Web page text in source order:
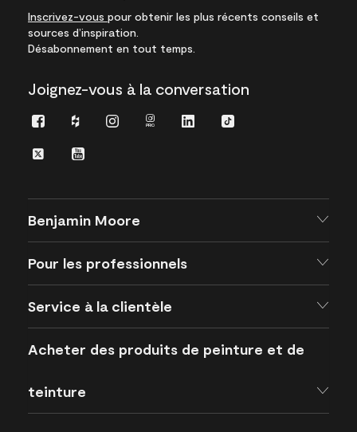
Inscrivez-vous pour obtenir les plus récents conseils et
sources d’inspiration.
Désabonnement en tout temps.
Joignez-vous à la conversation
Facebook
HouzzInstagramInstagram
LinkedInTikTok
TwitterYoutube
Benjamin Moore
Pour les professionnels
Service à la clientèle
Acheter des produits de peinture et de
teinture